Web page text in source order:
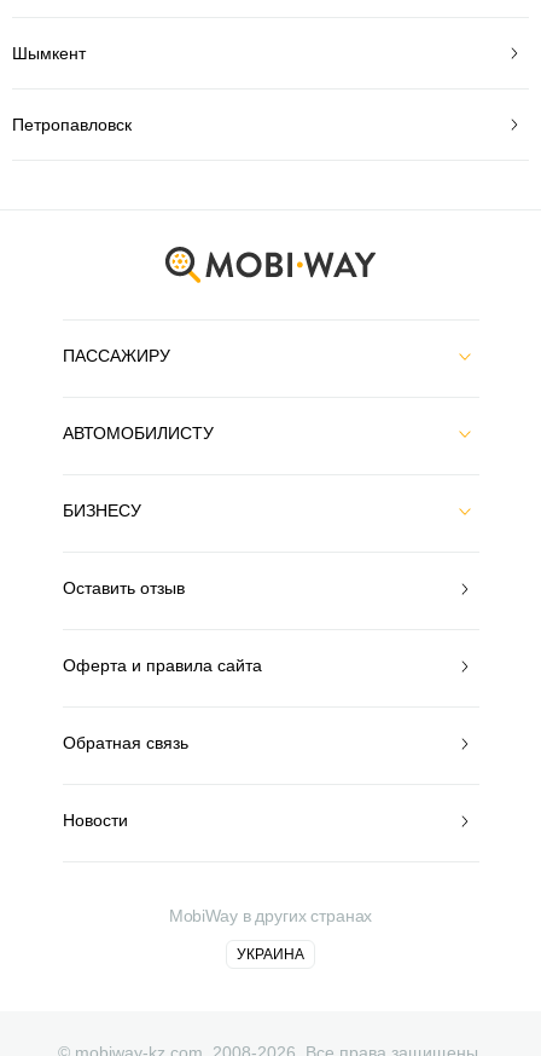
Шымкент
Петропавловск
ПАССАЖИРУ
АВТОМОБИЛИСТУ
БИЗНЕСУ
Оставить отзыв
Оферта и правила сайта
Обратная связь
Новости
MobiWay в других странах
УКРАИНА